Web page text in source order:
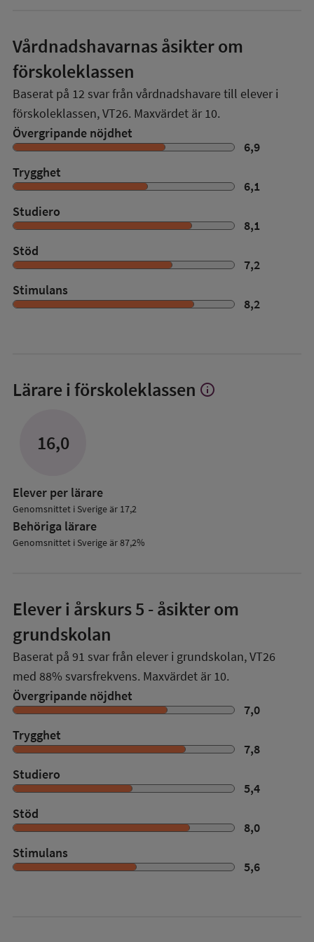
Vårdnadshavarnas åsikter om
förskoleklassen
Baserat på 12 svar från vårdnadshavare till elever i
förskoleklassen,VT26. Maxvärdet är 10.
Övergripande nöjdhet
6,9
Trygghet
6,1
Studiero
8,1
Stöd
7,2
Stimulans
8,2
Lärare i förskoleklassen Visa
info
16,0
Elever per lärare
Genomsnittet i Sverige är 17,2
Behöriga lärare
Genomsnittet i Sverige är 87,2%
Elever i årskurs 5 - åsikter om
grundskolan
Baserat på 91 svar från elever i grundskolan,VT26
med 88% svarsfrekvens. Maxvärdet är 10.
Övergripande nöjdhet
7,0
Trygghet
7,8
Studiero
5,4
Stöd
8,0
Stimulans
5,6